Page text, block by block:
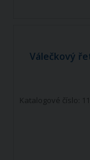
Válečkový
Katalogové číslo: